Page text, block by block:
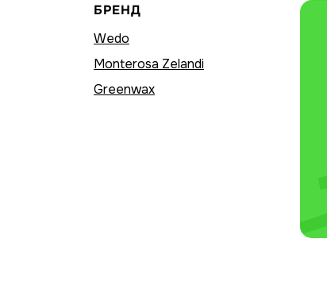
БРЕНД
Wedo
Monterosa Zelandi
Greenwax